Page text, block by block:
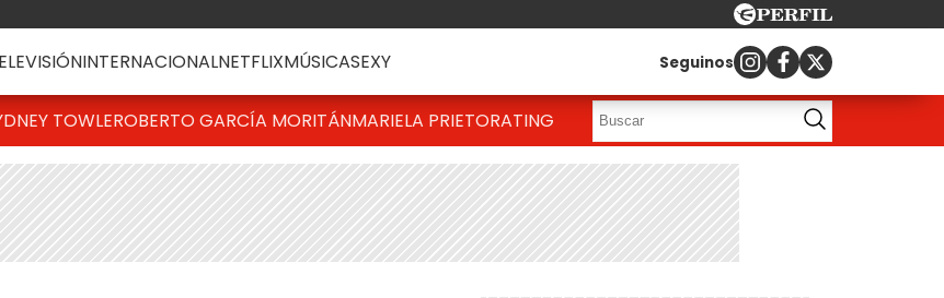
INTERNACIONALNETFLIXMÚSICASEXY Seguinos
TOWLEROBERTO GARCÍA MORITÁNMARIELA PRIETORATING